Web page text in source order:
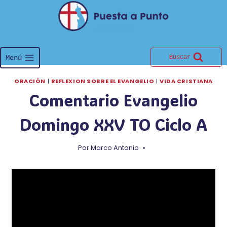
Menú Buscar
ORACIÓN | REFLEXION SOBRE EL EVANGELIO |VIDA CRISTIANA
Comentario Evangelio
Domingo XXV TO Ciclo A
PorMarco Antonio